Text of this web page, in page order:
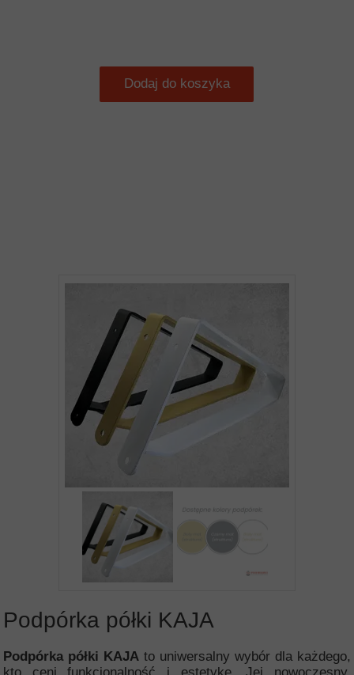
Podpórka półki KAJA
Podpórka półki KAJA to uniwersalny wybór dla każdego,
Dodaj do koszyka